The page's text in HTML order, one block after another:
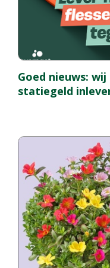
Goed nieuws:
statiegeld